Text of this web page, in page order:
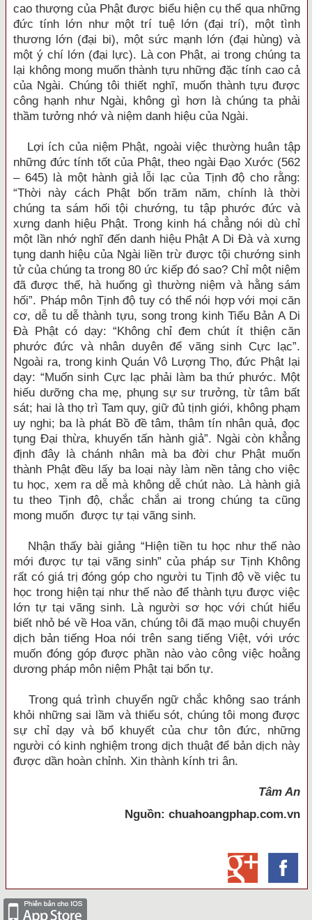
cao thượng của Phật được biểu hiện cụ thể qua những
đức tính lớn như một trí tuệ lớn (đại trí), một tình
thương lớn (đại bi), một sức mạnh lớn (đại hùng) và
một ý chí lớn (đại lực). Là con Phật, ai trong chúng ta
lại không mong muốn thành tựu những đặc tính cao cả
của Ngài. Chúng tôi thiết nghĩ, muốn thành tựu được
công hạnh như Ngài, không gì hơn là chúng ta phải
thầm tưởng nhớ và niệm danh hiệu của Ngài.
Lợi ích của niệm Phật, ngoài việc thường huân tập
những đức tính tốt của Phật, theo ngài Đạo Xước (562
– 645) là một hành giả lỗi lạc của Tịnh độ cho rằng:
“Thời này cách Phật bốn trăm năm, chính là thời
chúng ta sám hối tội chướng, tu tập phước đức và
xưng danh hiệu Phật. Trong kinh há chẳng nói dù chỉ
một lần nhớ nghĩ đến danh hiệu Phật A Di Đà và xưng
tụng danh hiệu của Ngài liền trừ được tội chướng sinh
tử của chúng ta trong 80 ức kiếp đó sao? Chỉ một niệm
đã được thế, hà huống gì thường niệm và hằng sám
hối”. Pháp môn Tịnh độ tuy có thể nói hợp với mọi căn
cơ, dễ tu dễ thành tựu, song trong kinh Tiểu Bản A Di
Đà Phật có dạy: “Không chỉ đem chút ít thiện căn
phước đức và nhân duyên để vãng sinh Cực lạc”.
Ngoài ra, trong kinh Quán Vô Lượng Thọ, đức Phật lại
dạy: “Muốn sinh Cực lạc phải làm ba thứ phước. Một
hiếu dưỡng cha mẹ, phụng sự sư trưởng, từ tâm bất
sát; hai là thọ trì Tam quy, giữ đủ tịnh giới, không phạm
uy nghi; ba là phát Bồ đề tâm, thâm tín nhân quả, đọc
tụng Đại thừa, khuyến tấn hành giả”. Ngài còn khẳng
định đây là chánh nhân mà ba đời chư Phật muốn
thành Phật đều lấy ba loại này làm nền tảng cho việc
tu học, xem ra dễ mà không dễ chút nào. Là hành giả
tu theo Tịnh độ, chắc chắn ai trong chúng ta cũng
mong muốn được tự tại vãng sinh.
Nhận thấy bài giảng “Hiện tiền tu học như thế nào
mới được tự tại vãng sinh” của pháp sư Tịnh Không
rất có giá trị đóng góp cho người tu Tịnh độ về việc tu
học trong hiện tại như thế nào để thành tựu được việc
lớn tự tại vãng sinh. Là người sơ học với chút hiểu
biết nhỏ bé về Hoa văn, chúng tôi đã mạo muội chuyển
dịch bản tiếng Hoa nói trên sang tiếng Việt, với ước
muốn đóng góp được phần nào vào công việc hoằng
dương pháp môn niệm Phật tại bổn tự.
Trong quá trình chuyển ngữ chắc không sao tránh
khỏi những sai lầm và thiếu sót, chúng tôi mong được
sự chỉ dạy và bổ khuyết của chư tôn đức, những
người có kinh nghiệm trong dịch thuật để bản dịch này
được dần hoàn chỉnh. Xin thành kính tri ân.
Tâm An
Nguồn: chuahoangphap.com.vn